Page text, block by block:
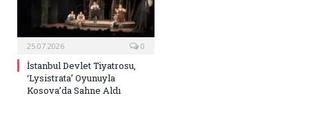
25.07.2026 0
İstanbul Devlet Tiyatrosu,
‘Lysistrata’ Oyunuyla
Kosova’da Sahne Aldı